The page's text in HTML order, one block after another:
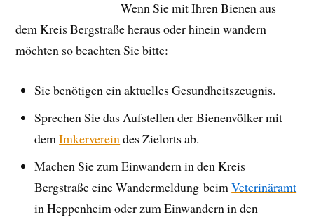
Wenn Sie mit Ihren Bienen aus
dem Kreis Bergstraße heraus oder hinein wandern
möchten so beachten Sie bitte:
Sie benötigen ein aktuelles Gesundheitszeugnis.
Sprechen Sie das Aufstellen der Bienenvölker mit
demImkervereindes Zielorts ab.
Machen Sie zum Einwandern in den Kreis
Bergstraße eine Wandermeldung beimVeterinäramt
in Heppenheim oder zum Einwandern in den